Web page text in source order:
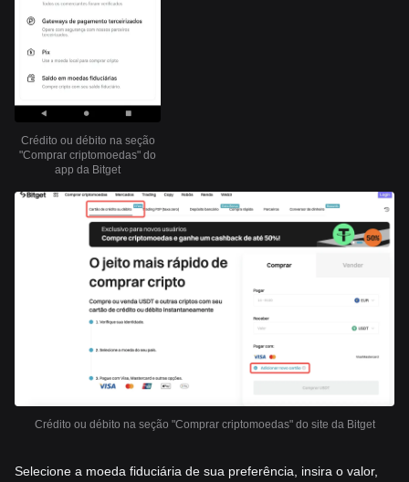
Crédito ou débito na seção
"Comprar criptomoedas" do
app da Bitget
Crédito ou débito na seção "Comprar criptomoedas" do site da Bitget
Selecione a moeda fiduciária de sua preferência, insira o valor,